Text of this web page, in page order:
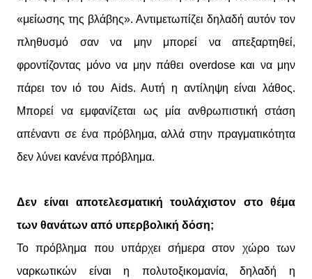
«μείωσης της βλάβης». Αντιμετωπίζει δηλαδή αυτόν τον
πληθυσμό σαν να μην μπορεί να απεξαρτηθεί,
φροντίζοντας μόνο να μην πάθει overdose και να μην
πάρει τον ιό του Aids. Aυτή η αντίληψη είναι λάθος.
Μπορεί να εμφανίζεται ως μία ανθρωπιστική στάση
απέναντι σε ένα πρόβλημα, αλλά στην πραγματικότητα
δεν λύνει κανένα πρόβλημα.
Δεν είναι αποτελεσματική τουλάχιστον στο θέμα
των θανάτων από υπερβολική δόση;
Το πρόβλημα που υπάρχει σήμερα στον χώρο των
ναρκωτικών είναι η πολυτοξικομανία, δηλαδή η